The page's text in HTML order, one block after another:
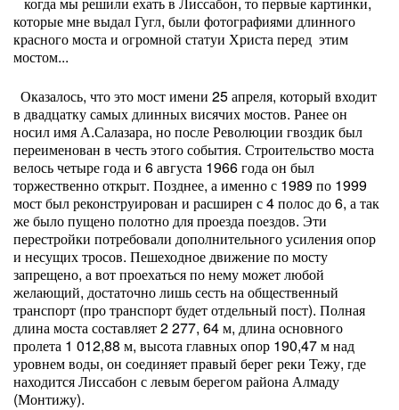
которые мне выдал Гугл, были фотографиями длинного
красного моста и огромной статуи Христа перед этим
мостом...
Оказалось, что это мост имени 25 апреля, который входит
в двадцатку самых длинных висячих мостов. Ранее он
носил имя А.Салазара, но после Революции гвоздик был
переименован в честь этого события. Строительство моста
велось четыре года и 6 августа 1966 года он был
торжественно открыт. Позднее, а именно с 1989 по 1999
мост был реконструирован и расширен с 4 полос до 6, а так
же было пущено полотно для проезда поездов. Эти
перестройки потребовали дополнительного усиления опор
и несущих тросов. Пешеходное движение по мосту
запрещено, а вот проехаться по нему может любой
желающий, достаточно лишь сесть на общественный
транспорт (про транспорт будет отдельный пост). Полная
длина моста составляет 2 277, 64 м, длина основного
пролета 1 012,88 м, высота главных опор 190,47 м над
уровнем воды, он соединяет правый берег реки Тежу, где
находится Лиссабон с левым берегом района Алмаду
(Монтижу).